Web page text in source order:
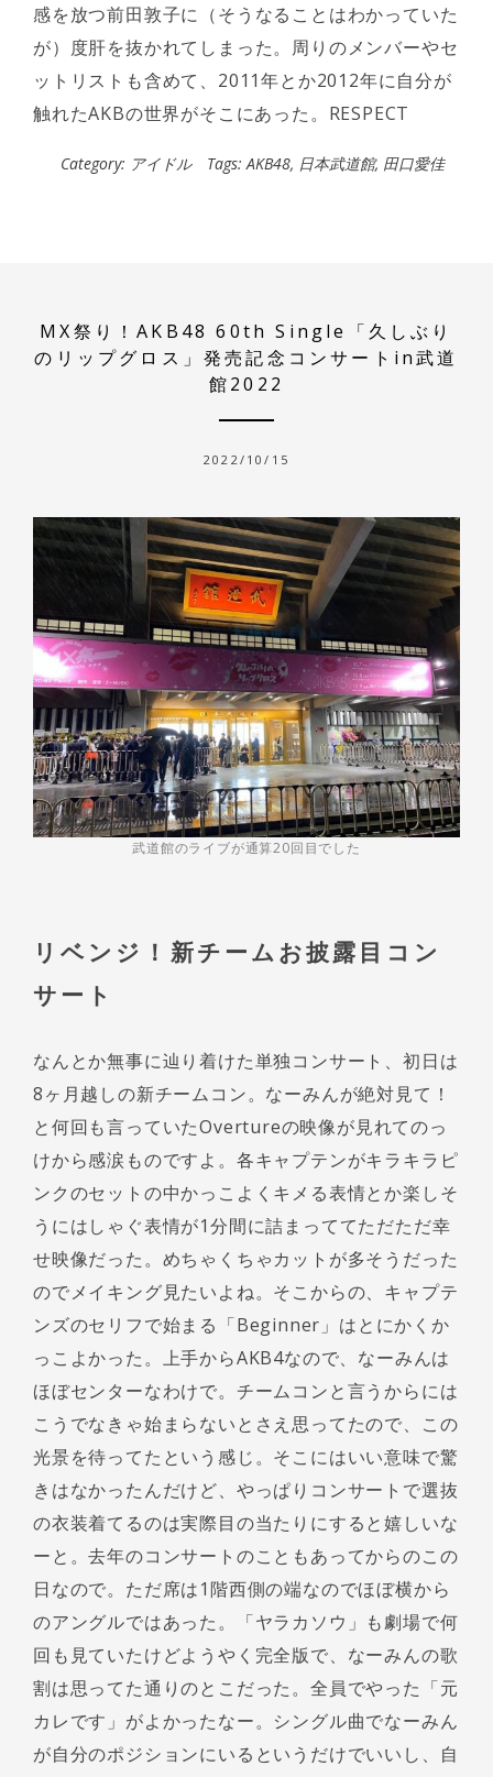
感を放つ前田敦子に（そうなることはわかっていた
が）度肝を抜かれてしまった。周りのメンバーやセ
ットリストも含めて、2011年とか2012年に自分が
触れたAKBの世界がそこにあった。RESPECT
Category: アイドル Tags: AKB48, 日本武道館, 田口愛佳
MX祭り！AKB48 60th Single「久しぶり
のリップグロス」発売記念コンサートin武道
館2022
2022/10/15
武道館のライブが通算20回目でした
リベンジ！新チームお披露目コン
サート
なんとか無事に辿り着けた単独コンサート、初日は
8ヶ月越しの新チームコン。なーみんが絶対見て！
と何回も言っていたOvertureの映像が見れてのっ
けから感涙ものですよ。各キャプテンがキラキラピ
ンクのセットの中かっこよくキメる表情とか楽しそ
うにはしゃぐ表情が1分間に詰まっててただただ幸
せ映像だった。めちゃくちゃカットが多そうだった
のでメイキング見たいよね。そこからの、キャプテ
ンズのセリフで始まる「Beginner」はとにかくか
っこよかった。上手からAKB4なので、なーみんは
ほぼセンターなわけで。チームコンと言うからには
こうでなきゃ始まらないとさえ思ってたので、この
光景を待ってたという感じ。そこにはいい意味で驚
きはなかったんだけど、やっぱりコンサートで選抜
の衣装着てるのは実際目の当たりにすると嬉しいな
ーと。去年のコンサートのこともあってからのこの
日なので。ただ席は1階西側の端なのでほぼ横から
のアングルではあった。「ヤラカソウ」も劇場で何
回も見ていたけどようやく完全版で、なーみんの歌
割は思ってた通りのとこだった。全員でやった「元
カレです」がよかったなー。シングル曲でなーみん
が自分のポジションにいるというだけでいいし、自